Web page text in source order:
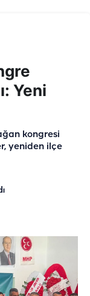
Yeni
kongresi
yeniden ilçe